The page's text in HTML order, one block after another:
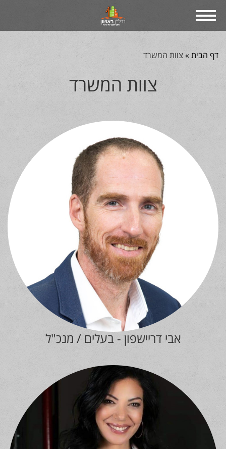
דף הבית » צוות המשרד
צוות המשרד
אבי דריישפון - בעלים / מנכ"ל